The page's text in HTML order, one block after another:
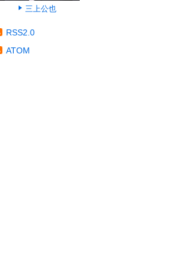
三上公也
RSS2.0
ATOM